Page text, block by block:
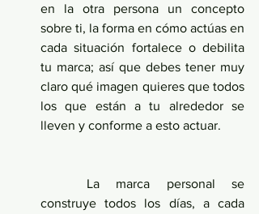
en la otra persona un concepto
sobre ti, la forma en cómo actúas en
cada situación fortalece o debilita
tu marca; así que debes tener muy
claro qué imagen quieres que todos
los que están a tu alrededor se
lleven y conforme a esto actuar.
construye todos los días, a cada